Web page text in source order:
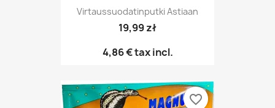
Virtaussuodatinputki Astiaan
19,99 zł
4,86 €tax incl.
favorite_border